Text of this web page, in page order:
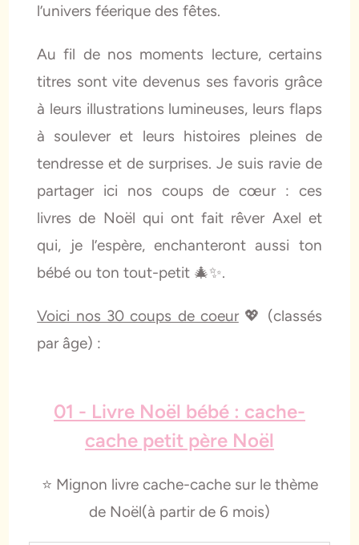
l’univers féerique des fêtes.
Au fil de nos moments lecture, certains
titres sont vite devenus ses favoris grâce
à leurs illustrations lumineuses, leurs flaps
à soulever et leurs histoires pleines de
tendresse et de surprises. Je suis ravie de
partager ici nos coups de cœur : ces
livres de Noël qui ont fait rêver Axel et
qui, je l’espère, enchanteront aussi ton
bébé ou ton tout-petit 🎄✨.
Voici nos 30 coups de coeur💖 (classés
par âge) :
01 - Livre Noël bébé : cache-
cache petit père Noël
⭐️ Mignon livre cache-cache sur le thème
de Noël(à partir de 6 mois)